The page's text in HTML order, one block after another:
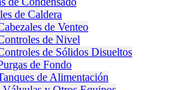
de Caldera
de Venteo
de Nivel
de Sólidos Disueltos
de Fondo
de Alimentación